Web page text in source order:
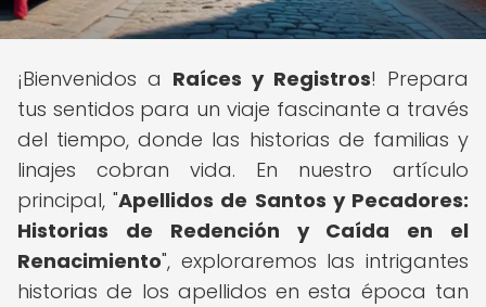
¡Bienvenidos a Raíces y Registros! Prepara
tus sentidos para un viaje fascinante a través
del tiempo, donde las historias de familias y
linajes cobran vida. En nuestro artículo
principal, "Apellidos de Santos y Pecadores:
Historias de Redención y Caída en el
Renacimiento", exploraremos las intrigantes
historias de los apellidos en esta época tan